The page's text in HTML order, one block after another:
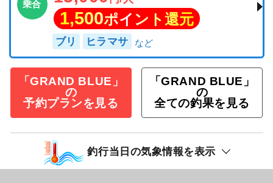
乗合
1,500ポイント還元
ブリ ヒラマサ
「GRAND BLUE」
の
予約プランを見る
「GRAND BLUE」
の
全ての釣果を見る
釣行当日の気象情報を表示